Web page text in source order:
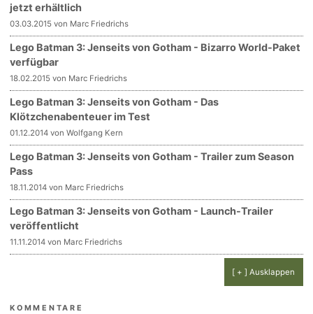
jetzt erhältlich
03.03.2015 von Marc Friedrichs
Lego Batman 3: Jenseits von Gotham - Bizarro World-Paket
verfügbar
18.02.2015 von Marc Friedrichs
Lego Batman 3: Jenseits von Gotham - Das
Klötzchenabenteuer im Test
01.12.2014 von Wolfgang Kern
Lego Batman 3: Jenseits von Gotham - Trailer zum Season
Pass
18.11.2014 von Marc Friedrichs
Lego Batman 3: Jenseits von Gotham - Launch-Trailer
veröffentlicht
11.11.2014 von Marc Friedrichs
[ + ] Ausklappen
KOMMENTARE